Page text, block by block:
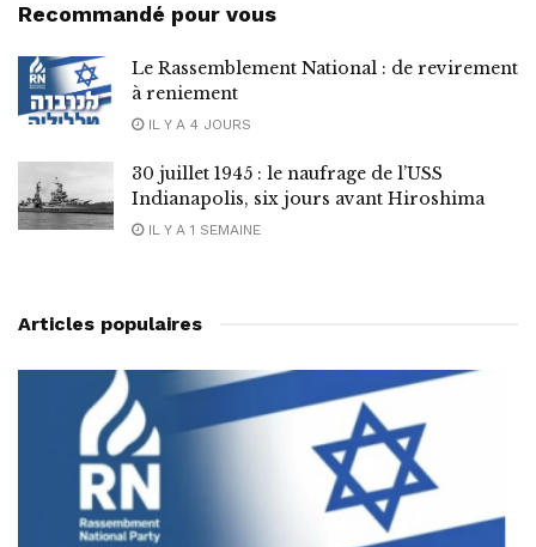
Recommandé pour vous
Le Rassemblement National : de revirement
à reniement
IL Y A 4 JOURS
30 juillet 1945 : le naufrage de l’USS
Indianapolis, six jours avant Hiroshima
IL Y A 1 SEMAINE
Articles populaires